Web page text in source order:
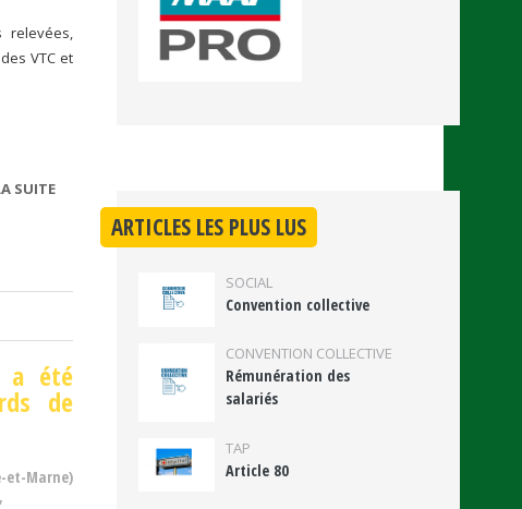
relevées,
VTC et
SUITEDE
GIRONDE
a été
de
Marne)
ARTICLES LES PLUS LUS
SOCIAL
Convention collective
CONVENTION COLLECTIVE
Rémunération des
salariés
TAP
Article 80